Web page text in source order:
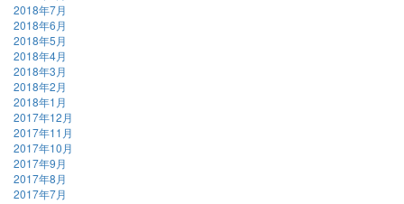
2018年7月
2018年6月
2018年5月
2018年4月
2018年3月
2018年2月
2018年1月
2017年12月
2017年11月
2017年10月
2017年9月
2017年8月
2017年7月